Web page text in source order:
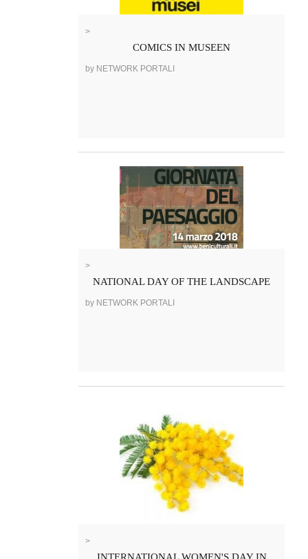
>
COMICS IN MUSEEN
by NETWORK PORTALI
>
NATIONAL DAY OF THE LANDSCAPE
by NETWORK PORTALI
>